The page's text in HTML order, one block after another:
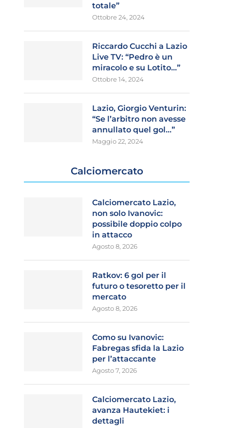
totale”
Ottobre 24, 2024
Riccardo Cucchi a Lazio
Live TV: “Pedro è un
miracolo e su Lotito…”
Ottobre 14, 2024
Lazio, Giorgio Venturin:
“Se l’arbitro non avesse
annullato quel gol…”
Maggio 22, 2024
Calciomercato
Calciomercato Lazio,
non solo Ivanovic:
possibile doppio colpo
in attacco
Agosto 8, 2026
Ratkov: 6 gol per il
futuro o tesoretto per il
mercato
Agosto 8, 2026
Como su Ivanovic:
Fabregas sfida la Lazio
per l’attaccante
Agosto 7, 2026
Calciomercato Lazio,
avanza Hautekiet: i
dettagli